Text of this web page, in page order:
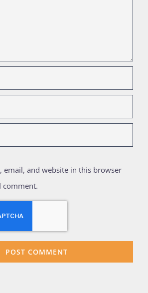
email, and website in this browser
comment.